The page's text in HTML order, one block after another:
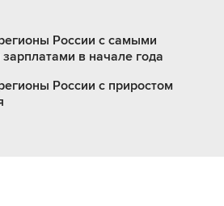
России с самыми
в начале года
России с приростом